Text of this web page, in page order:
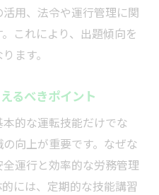
用、法令や運行管理に関
これにより、出題傾向を
ます。
るべきポイント
的な運転技能だけでな
向上が重要です。なぜな
運行と効率的な労務管理
には、定期的な技能講習